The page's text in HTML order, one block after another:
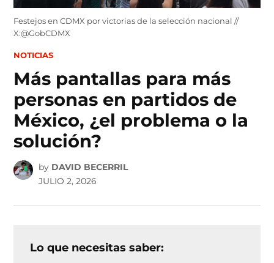
Festejos en CDMX por victorias de la selección nacional //
X:@GobCDMX
POSTED
NOTICIAS
Más pantallas para más
personas en partidos de
México, ¿el problema o la
solución?
by DAVID BECERRIL
JULIO 2, 2026
Lo que necesitas saber: